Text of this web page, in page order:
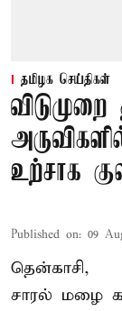
தமிழக செய்திகள்
உற்சாக
Published on: 09
தென்காசி,
சாரல் மழை